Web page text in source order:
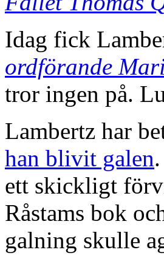
Idag fick
ordförande
tror ingen på.
Lambertz har
han blivit galen
ett skickligt
Råstams bok
galning skulle